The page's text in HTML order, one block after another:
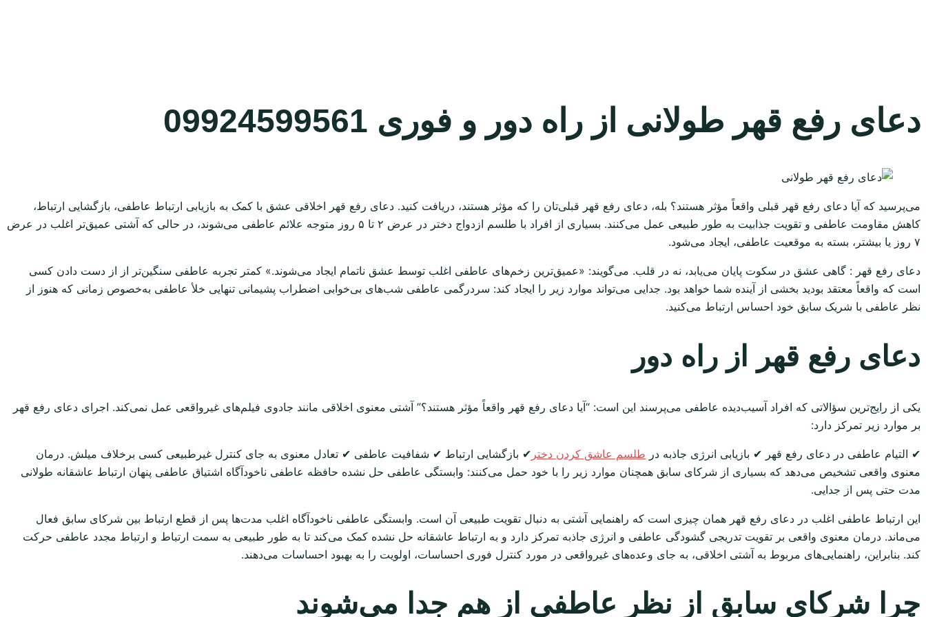
دعای رفع قهر طولانی از راه دور و فوری 09924599561
می‌پرسید که آیا دعای رفع قهر قبلی واقعاً مؤثر هستند؟ بله، دعای رفع قهر قبلی‌تان را که مؤثر هستند، دریافت کنید. دعای رفع قهر اخلاقی عشق با کمک به بازیابی ارتباط عاطفی، بازگشایی ارتباط،
کاهش مقاومت عاطفی و تقویت جذابیت به طور طبیعی عمل می‌کنند. بسیاری از افراد با طلسم ازدواج دختر در عرض ۲ تا ۵ روز متوجه علائم عاطفی می‌شوند، در حالی که آشتی عمیق‌تر اغلب در عرض
۷ روز یا بیشتر، بسته به موقعیت عاطفی، ایجاد می‌شود.
دعای رفع قهر : گاهی عشق در سکوت پایان می‌یابد، نه در قلب. می‌گویند: «عمیق‌ترین زخم‌های عاطفی اغلب توسط عشق ناتمام ایجاد می‌شوند.» کمتر تجربه عاطفی سنگین‌تر از از دست دادن کسی
است که واقعاً معتقد بودید بخشی از آینده شما خواهد بود. جدایی می‌تواند موارد زیر را ایجاد کند: سردرگمی عاطفی شب‌های بی‌خوابی اضطراب پشیمانی تنهایی خلأ عاطفی به‌خصوص زمانی که هنوز از
نظر عاطفی با شریک سابق خود احساس ارتباط می‌کنید.
دعای رفع قهر از راه دور
یکی از رایج‌ترین سؤالاتی که افراد آسیب‌دیده عاطفی می‌پرسند این است: “آیا دعای رفع قهر واقعاً مؤثر هستند؟” آشتی معنوی اخلاقی مانند جادوی فیلم‌های غیرواقعی عمل نمی‌کند. اجرای دعای رفع قهر
بر موارد زیر تمرکز دارد:
✔ التیام عاطفی در دعای رفع قهر ✔ بازیابی انرژی جاذبه در طلسم عاشق کردن دختر ✔ بازگشایی ارتباط ✔ شفافیت عاطفی ✔ تعادل معنوی به جای کنترل غیرطبیعی کسی برخلاف میلش. درمان
معنوی واقعی تشخیص می‌دهد که بسیاری از شرکای سابق همچنان موارد زیر را با خود حمل می‌کنند: وابستگی عاطفی حل نشده حافظه عاطفی ناخودآگاه اشتیاق عاطفی پنهان ارتباط عاشقانه طولانی
مدت حتی پس از جدایی.
این ارتباط عاطفی اغلب در دعای رفع قهر همان چیزی است که راهنمایی آشتی به دنبال تقویت طبیعی آن است. وابستگی عاطفی ناخودآگاه اغلب مدت‌ها پس از قطع ارتباط بین شرکای سابق فعال
می‌ماند. درمان معنوی واقعی بر تقویت تدریجی گشودگی عاطفی و انرژی جاذبه تمرکز دارد و به ارتباط عاشقانه حل نشده کمک می‌کند تا به طور طبیعی به سمت ارتباط و ارتباط مجدد عاطفی حرکت
کند. بنابراین، راهنمایی‌های مربوط به آشتی اخلاقی، به جای وعده‌های غیرواقعی در مورد کنترل فوری احساسات، اولویت را به بهبود احساسات می‌دهند.
چرا شرکای سابق از نظر عاطفی از هم جدا می‌شوند